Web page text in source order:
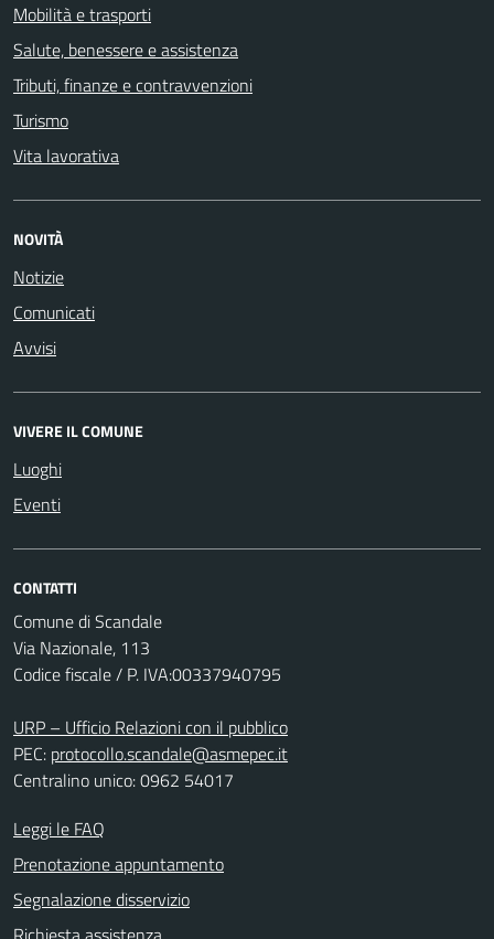
Mobilità e trasporti
Salute, benessere e assistenza
Tributi, finanze e contravvenzioni
Turismo
Vita lavorativa
NOVITÀ
Notizie
Comunicati
Avvisi
VIVERE IL COMUNE
Luoghi
Eventi
CONTATTI
Comune di Scandale
Via Nazionale, 113
Codice fiscale / P. IVA:00337940795
URP – Ufficio Relazioni con il pubblico
PEC: protocollo.scandale@asmepec.it
Centralino unico: 0962 54017
Leggi le FAQ
Prenotazione appuntamento
Segnalazione disservizio